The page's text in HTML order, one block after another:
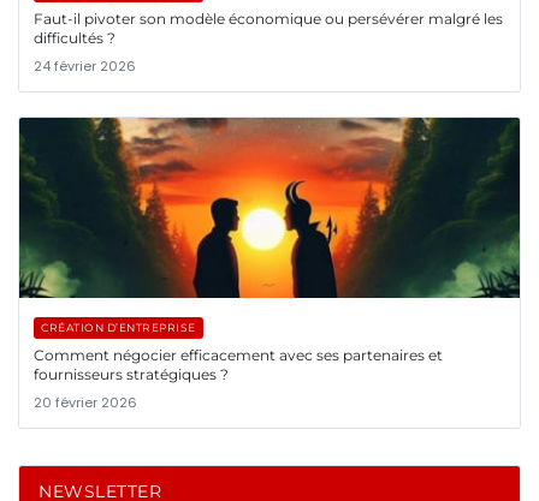
Faut-il pivoter son modèle économique ou persévérer malgré les
difficultés ?
24 février 2026
CRÉATION D’ENTREPRISE
Comment négocier efficacement avec ses partenaires et
fournisseurs stratégiques ?
20 février 2026
NEWSLETTER